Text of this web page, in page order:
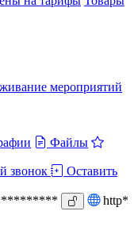
мероприятий
Файлы
звонок
Оставить
http*